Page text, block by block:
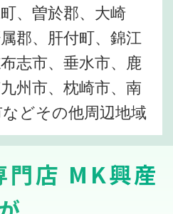
、曽於郡、大崎
郡、肝付町、錦江
志市、垂水市、鹿
州市、枕崎市、南
どその他周辺地域
門店 MK興産